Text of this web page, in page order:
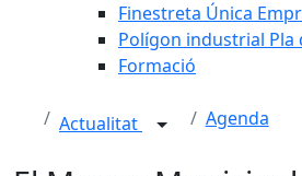
Finestreta Única
Polígon industrial Pla
Formació
Actualitat Agenda